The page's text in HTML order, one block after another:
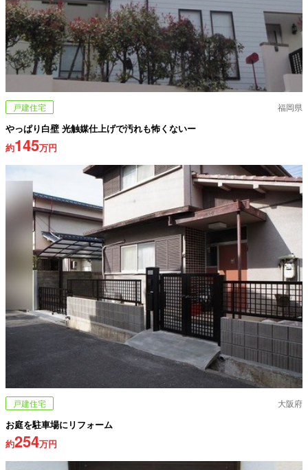
戸建住宅 福岡県
やっぱり白壁 光触媒仕上げで汚れも怖くないー
約145万円
戸建住宅 大阪府
お庭を駐車場にリフォーム
約254万円